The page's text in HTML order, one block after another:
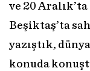
ve 20
Beşiktaş’ta
yazıştık,
konuda